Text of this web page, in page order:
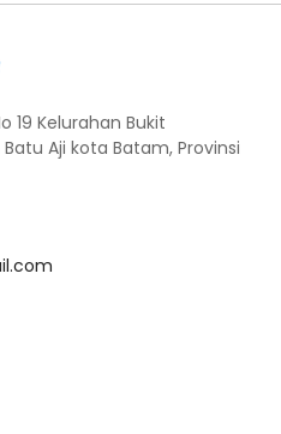
19 Kelurahan Bukit
Aji kota Batam, Provinsi